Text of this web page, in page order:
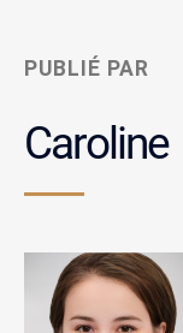
PUBLIÉ PAR
Caroline